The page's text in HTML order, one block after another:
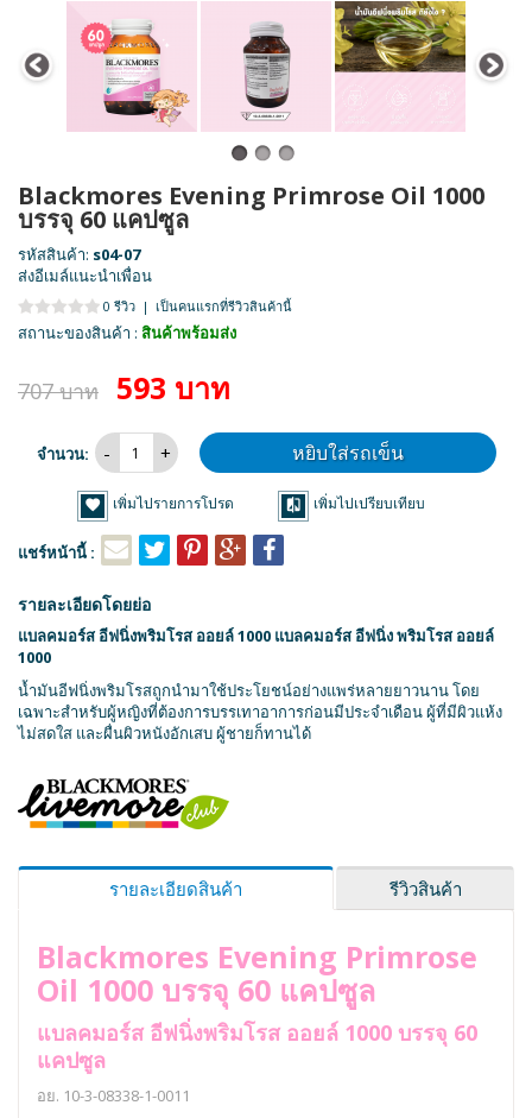
Blackmores Evening Primrose Oil 1000
บรรจุ 60 แคปซูล
รหัสสินค้า: s04-07
ส่งอีเมล์แนะนำเพื่อน
0 รีวิว | เป็นคนแรกที่รีวิวสินค้านี้
สถานะของสินค้า : สินค้าพร้อมส่ง
707 บาท 593 บาท
จำนวน: หยิบใส่รถเข็น
เพิ่มไปรายการโปรด เพิ่มไปเปรียบเทียบ
แชร์หน้านี้ :
รายละเอียดโดยย่อ
แบลคมอร์ส อีฟนิ่งพริมโรส ออยล์ 1000 แบลคมอร์ส อีฟนิ่ง พริมโรส ออยล์
1000
น้ำมันอีฟนิ่งพริมโรสถูกนำมาใช้ประโยชน์อย่างแพร่หลายยาวนาน โดย
เฉพาะสำหรับผู้หญิงที่ต้องการบรรเทาอาการก่อนมีประจำเดือน ผู้ที่มีผิวแห้ง
ไม่สดใส และผื่นผิวหนังอักเสบ ผู้ชายก็ทานได้
รายละเอียดสินค้า รีวิวสินค้า
Blackmores Evening Primrose
Oil 1000 บรรจุ 60 แคปซูล
แบลคมอร์ส อีฟนิ่งพริมโรส ออยล์ 1000 บรรจุ 60
แคปซูล
อย. 10-3-08338-1-0011